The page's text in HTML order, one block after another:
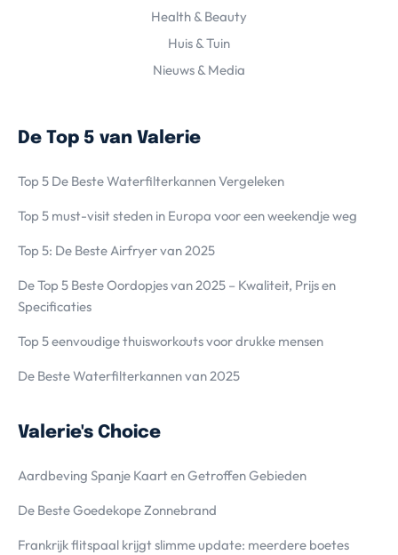
Health & Beauty
Huis & Tuin
Nieuws & Media
De Top 5 van Valerie
Top 5 De Beste Waterfilterkannen Vergeleken
Top 5 must-visit steden in Europa voor een weekendje weg
Top 5: De Beste Airfryer van 2025
De Top 5 Beste Oordopjes van 2025 – Kwaliteit, Prijs en
Specificaties
Top 5 eenvoudige thuisworkouts voor drukke mensen
De Beste Waterfilterkannen van 2025
Valerie's Choice
Aardbeving Spanje Kaart en Getroffen Gebieden
De Beste Goedekope Zonnebrand
Frankrijk flitspaal krijgt slimme update: meerdere boetes